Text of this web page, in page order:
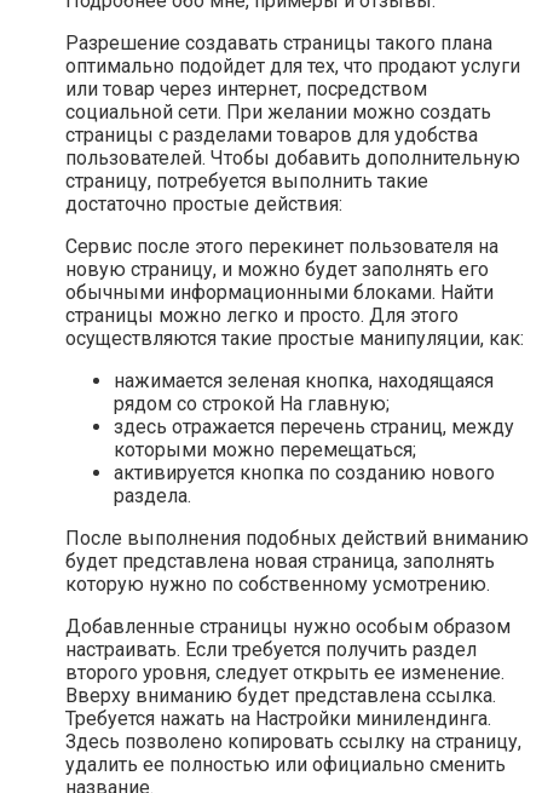
Разрешение создавать страницы такого плана
оптимально подойдет для тех, что продают услуги
или товар через интернет, посредством
социальной сети. При желании можно создать
страницы с разделами товаров для удобства
пользователей. Чтобы добавить дополнительную
страницу, потребуется выполнить такие
достаточно простые действия:
Сервис после этого перекинет пользователя на
новую страницу, и можно будет заполнять его
обычными информационными блоками. Найти
страницы можно легко и просто. Для этого
осуществляются такие простые манипуляции, как:
нажимается зеленая кнопка, находящаяся
рядом со строкой На главную;
здесь отражается перечень страниц, между
которыми можно перемещаться;
активируется кнопка по созданию нового
раздела.
После выполнения подобных действий вниманию
будет представлена новая страница, заполнять
которую нужно по собственному усмотрению.
Добавленные страницы нужно особым образом
настраивать. Если требуется получить раздел
второго уровня, следует открыть ее изменение.
Вверху вниманию будет представлена ссылка.
Требуется нажать на Настройки минилендинга.
Здесь позволено копировать ссылку на страницу,
удалить ее полностью или официально сменить
название.